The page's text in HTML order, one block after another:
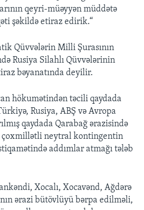
qeyri-müəyyən müddətə
şəkildə etiraz edirik.“
Qüvvələrin Milli Şurasının
Rusiya Silahlı Qüvvələrinin
bəyanatında deyilir.
hökumətindən təcili qaydada
Rusiya, ABŞ və Avropa
qaydada Qarabağ ərazisində
çoxmillətli neytral kontingentin
addımlar atmağı tələb
Xocalı, Xocavənd, Ağdərə
ərazi bütövlüyü bərpa edilməli,